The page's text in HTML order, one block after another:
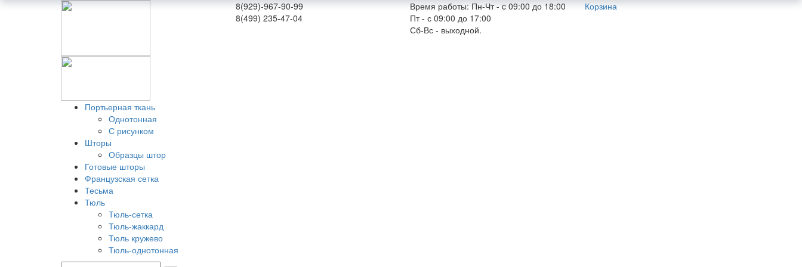
8(929)-967-90-99
8(499) 235-47-04
Время работы: Пн-Чт - c 09:00 до 18:00
Пт - с 09:00 до 17:00
Сб-Вс - выходной.
Корзина
Портьерная ткань
Однотонная
С рисунком
Шторы
Образцы штор
Готовые шторы
Французская сетка
Тесьма
Тюль
Тюль-сетка
Тюль-жаккард
Тюль кружево
Тюль-однотонная